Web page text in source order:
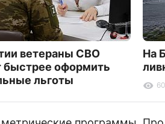
ветераны СВО
быстрее оформить
льготы
На